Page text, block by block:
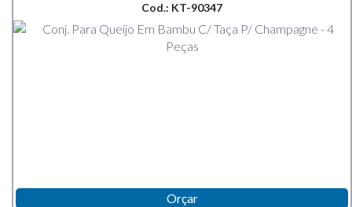
Cod.: KT-90347
Orçar